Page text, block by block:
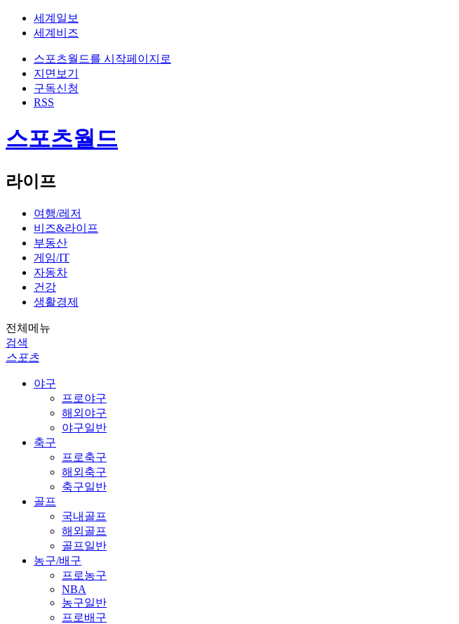
세계일보
세계비즈
스포츠월드를 시작페이지로
지면보기
구독신청
RSS
스포츠월드
라이프
여행/레저
비즈&라이프
부동산
게임/IT
자동차
건강
생활경제
전체메뉴
검색
스포츠
야구
프로야구
해외야구
야구일반
축구
프로축구
해외축구
축구일반
골프
국내골프
해외골프
골프일반
농구/배구
프로농구
NBA
농구일반
프로배구